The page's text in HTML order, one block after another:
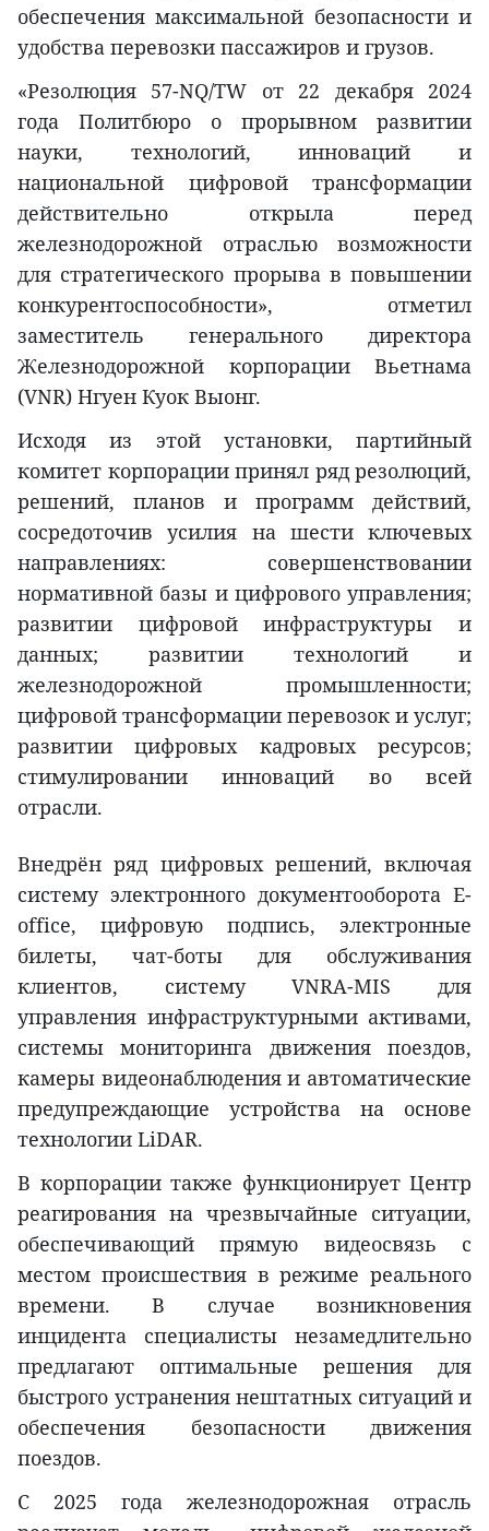
обеспечения максимальной безопасности и
удобства перевозки пассажиров и грузов.
«Резолюция 57-NQ/TW от 22 декабря 2024
года Политбюро о прорывном развитии
науки, технологий, инноваций и
национальной цифровой трансформации
действительно открыла перед
железнодорожной отраслью возможности
для стратегического прорыва в повышении
конкурентоспособности», отметил
заместитель генерального директора
Железнодорожной корпорации Вьетнама
(VNR) Нгуен Куок Выонг.
Исходя из этой установки, партийный
комитет корпорации принял ряд резолюций,
решений, планов и программ действий,
сосредоточив усилия на шести ключевых
направлениях: совершенствовании
нормативной базы и цифрового управления;
развитии цифровой инфраструктуры и
данных; развитии технологий и
железнодорожной промышленности;
цифровой трансформации перевозок и услуг;
развитии цифровых кадровых ресурсов;
стимулировании инноваций во всей
отрасли.
Внедрён ряд цифровых решений, включая
систему электронного документооборота E-
office, цифровую подпись, электронные
билеты, чат-боты для обслуживания
клиентов, систему VNRA-MIS для
управления инфраструктурными активами,
системы мониторинга движения поездов,
камеры видеонаблюдения и автоматические
предупреждающие устройства на основе
технологии LiDAR.
В корпорации также функционирует Центр
реагирования на чрезвычайные ситуации,
обеспечивающий прямую видеосвязь с
местом происшествия в режиме реального
времени. В случае возникновения
инцидента специалисты незамедлительно
предлагают оптимальные решения для
быстрого устранения нештатных ситуаций и
обеспечения безопасности движения
поездов.
С 2025 года железнодорожная отрасль